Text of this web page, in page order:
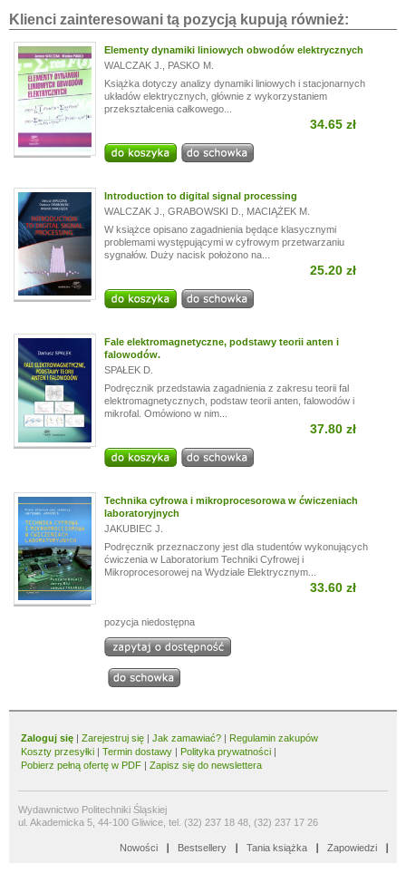
Klienci zainteresowani tą pozycją kupują również:
Elementy dynamiki liniowych obwodów elektrycznych
WALCZAK J.
PASKO M.
Książka dotyczy analizy dynamiki liniowych i stacjonarnych
układów elektrycznych, głównie z wykorzystaniem
przekształcenia całkowego...
34.65 zł
Introduction to digital signal processing
WALCZAK J.
GRABOWSKI D.
MACIĄŻEK M.
W książce opisano zagadnienia będące klasycznymi
problemami występującymi w cyfrowym przetwarzaniu
sygnałów. Duży nacisk położono na...
25.20 zł
Fale elektromagnetyczne, podstawy teorii anten i
falowodów.
SPAŁEK D.
Podręcznik przedstawia zagadnienia z zakresu teorii fal
elektromagnetycznych, podstaw teorii anten, falowodów i
mikrofal. Omówiono w nim...
37.80 zł
Technika cyfrowa i mikroprocesorowa w ćwiczeniach
laboratoryjnych
JAKUBIEC J.
Podręcznik przeznaczony jest dla studentów wykonujących
ćwiczenia w Laboratorium Techniki Cyfrowej i
Mikroprocesorowej na Wydziale Elektrycznym...
33.60 zł
pozycja niedostępna
Zaloguj się | Zarejestruj się | Jak zamawiać? | Regulamin zakupów
Koszty przesyłki | Termin dostawy | Polityka prywatności |
Pobierz pełną ofertę w PDF | Zapisz się do newslettera
Wydawnictwo Politechniki Śląskiej
ul. Akademicka 5, 44-100 Gliwice, tel. (32) 237 18 48, (32) 237 17 26
Nowości Bestsellery Tania książka Zapowiedzi